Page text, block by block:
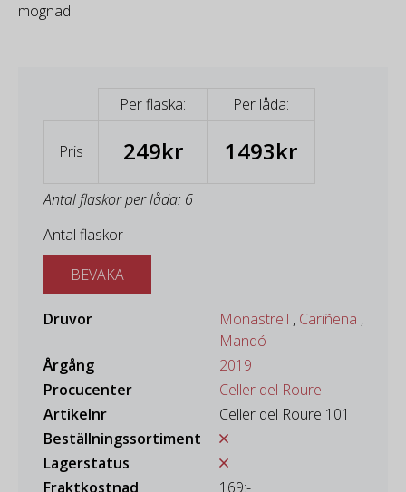
mognad.
Per flaska: Per låda:
Pris 249kr 1493kr
Antal flaskor per låda: 6
Antal flaskor
BEVAKA
Druvor Monastrell , Cariñena ,
Mandó
Årgång
2019
Procucenter
Celler del Roure
Artikelnr
Celler del Roure 101
Beställningssortiment
Lagerstatus
Fraktkostnad
169:-